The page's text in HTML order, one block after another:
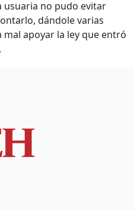
usuaria no pudo evitar
dándole varias
apoyar la ley que entró